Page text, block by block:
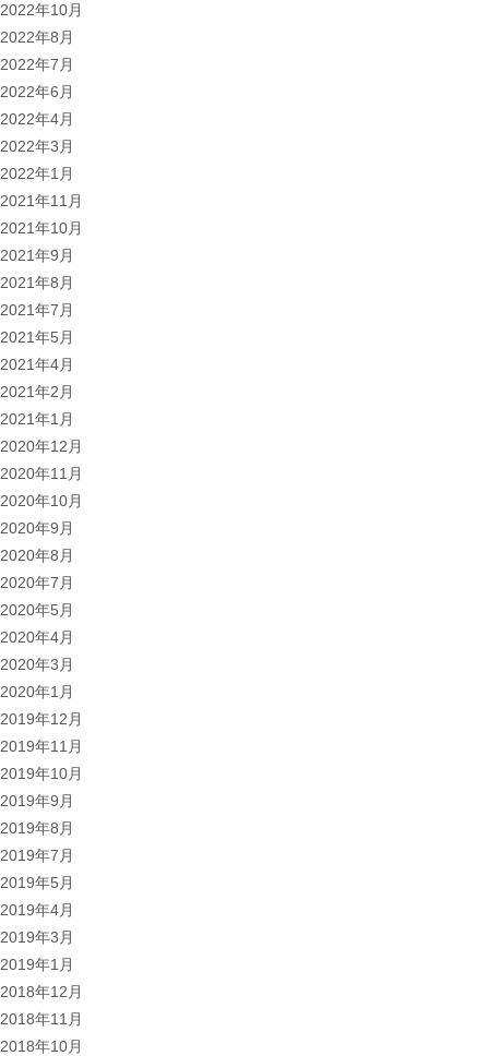
2022年10月
2022年8月
2022年7月
2022年6月
2022年4月
2022年3月
2022年1月
2021年11月
2021年10月
2021年9月
2021年8月
2021年7月
2021年5月
2021年4月
2021年2月
2021年1月
2020年12月
2020年11月
2020年10月
2020年9月
2020年8月
2020年7月
2020年5月
2020年4月
2020年3月
2020年1月
2019年12月
2019年11月
2019年10月
2019年9月
2019年8月
2019年7月
2019年5月
2019年4月
2019年3月
2019年1月
2018年12月
2018年11月
2018年10月